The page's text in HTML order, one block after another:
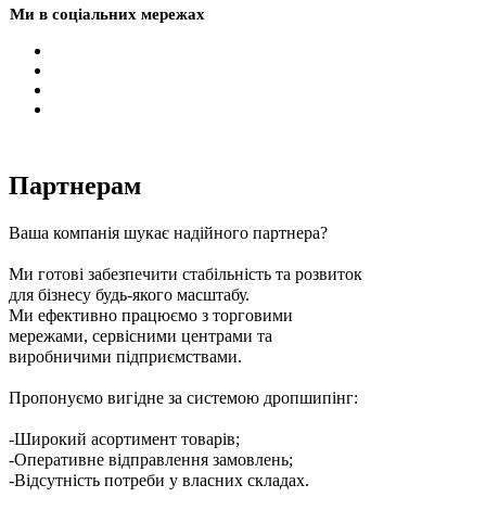
Ми в соціальних мережах
Партнерам
Ваша компанія шукає надійного партнера?
Ми готові забезпечити стабільність та розвиток
для бізнесу будь-якого масштабу.
Ми ефективно працюємо з торговими
мережами, сервісними центрами та
виробничими підприємствами.
Пропонуємо вигідне за системою дропшипінг:
-Широкий асортимент товарів;
-Оперативне відправлення замовлень;
-Відсутність потреби у власних складах.